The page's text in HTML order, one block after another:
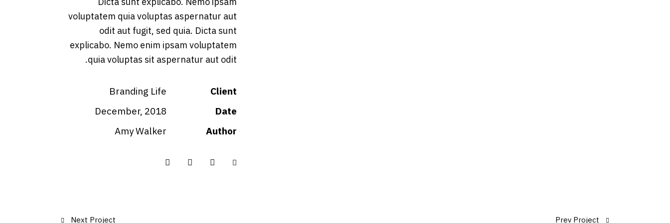
voluptatem quia voluptas aspernatur aut
odit aut fugit, sed quia. Dicta sunt
explicabo. Nemo enim ipsam voluptatem
quia voluptas sit aspernatur aut odit.
Client
Branding Life
Date
December, 2018
Author
Amy Walker
Prev Project
Next Project